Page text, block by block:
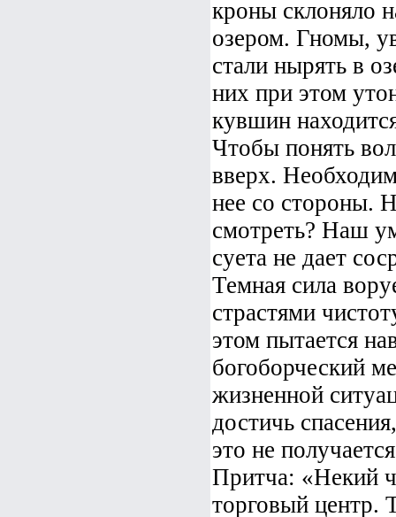
кроны склоняло
озером. Гномы,
стали нырять в
них при этом
кувшин
Чтобы понять
вверх.
нее со стороны.
смотреть? Наш
суета не дает
Темная сила
страстями
этом пытается
богоборческий
жизненной
достичь
это не
Притча: «Некий
торговый центр.